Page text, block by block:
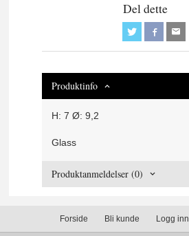
Del dette
Produktinfo
H: 7 Ø: 9,2
Glass
Produktanmeldelser (0)
Forside Bli kunde Logg inn